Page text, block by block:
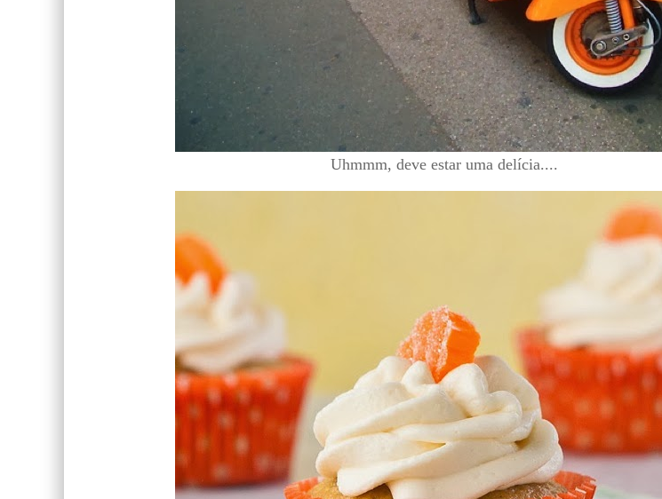
Uhmmm, deve estar uma delícia....